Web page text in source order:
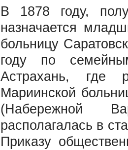
В 1878 году,
назначается
больницу
году по
Астрахань, где
Мариинской
(Набережной
располагалась в
Приказу